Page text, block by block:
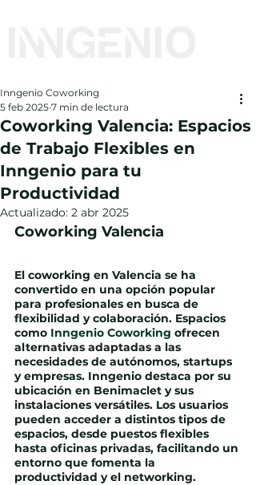
Coworking Valencia: Espacios
de Trabajo Flexibles en
Inngenio para tu
Productividad
Inngenio Coworking
5 feb 2025 7 min de lectura
Actualizado: 2 abr 2025
Coworking Valencia
El coworking en Valencia se ha
convertido en una opción popular
para profesionales en busca de
flexibilidad y colaboración. Espacios
como Inngenio Coworking ofrecen
alternativas adaptadas a las
necesidades de autónomos, startups
y empresas. Inngenio destaca por su
ubicación en Benimaclet y sus
instalaciones versátiles. Los usuarios
pueden acceder a distintos tipos de
espacios, desde puestos flexibles
hasta oficinas privadas, facilitando un
entorno que fomenta la
productividad y el networking.